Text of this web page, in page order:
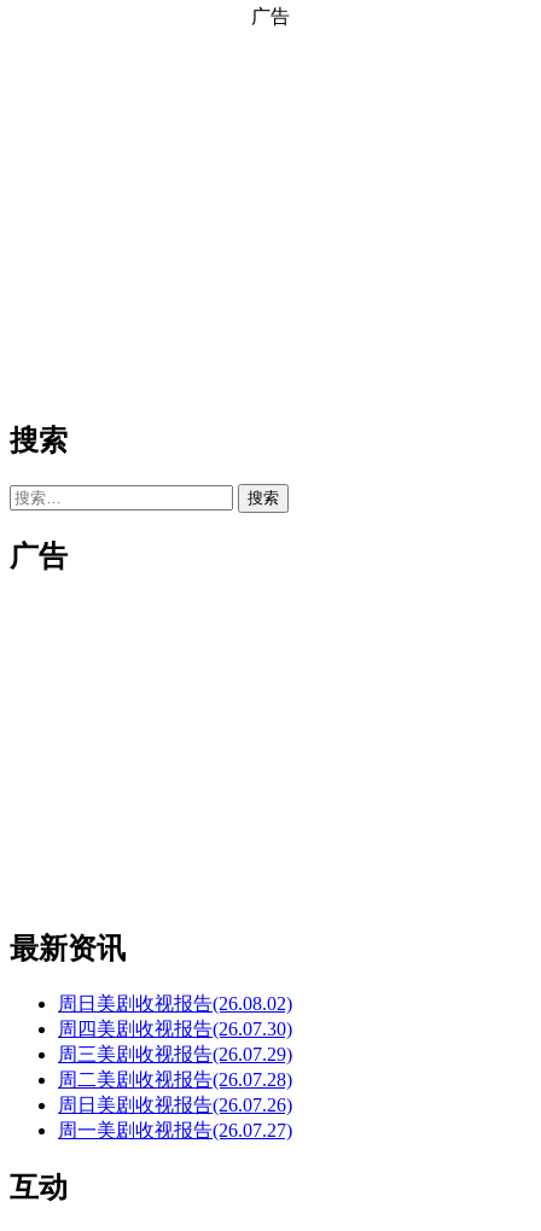
广告
搜索
搜
广告
最新资讯
周日美剧收视报告(26.08.02)
周四美剧收视报告(26.07.30)
周三美剧收视报告(26.07.29)
周二美剧收视报告(26.07.28)
周日美剧收视报告(26.07.26)
周一美剧收视报告(26.07.27)
互动